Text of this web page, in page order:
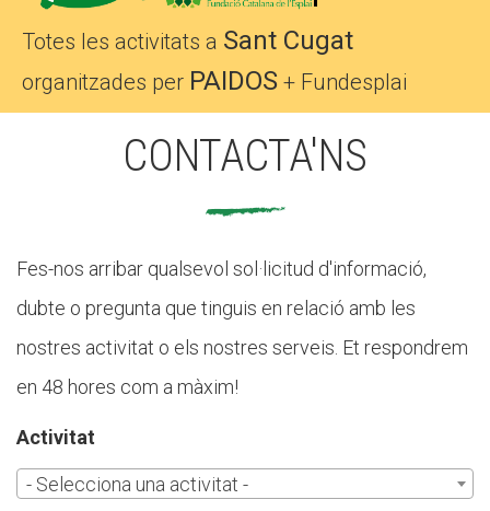
Totes les activitats a Sant Cugat
organitzades per PAIDOS + Fundesplai
CONTACTA'NS
Fes-nos arribar qualsevol sol·licitud d'informació,
dubte o pregunta que tinguis en relació amb les
nostres activitat o els nostres serveis. Et respondrem
en 48 hores com a màxim!
Activitat
- Selecciona una activitat -
ALBERG CENTRE ESPLAI
FORMACIÓ
CASES DE COLÒNIES
ACCIÓ SOCIAL I JOVES
ESPLAIS
SUPORT TERCER SECTOR